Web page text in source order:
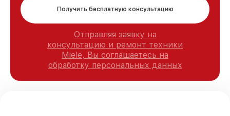
Получить бесплатную консультацию
Отправляя заявку на
консультацию и ремонт техники
Miele, Вы соглашаетесь на
обработку персональных данных